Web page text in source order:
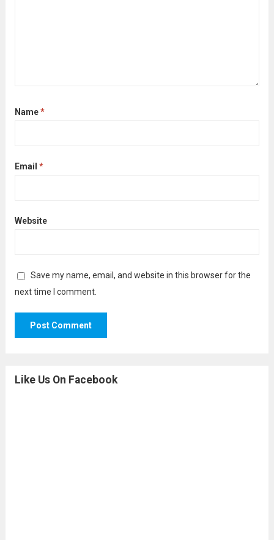
Name*
Email *
Website
Save my name, email, and website in this browser for the
next time I comment.
Like Us On Facebook